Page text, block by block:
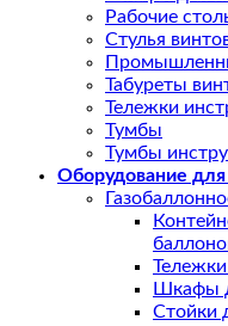
Рабочие
Стулья
Табуреты
Тележки
Тумбы
Тумбы
Оборудование
Шкафы
Стойки